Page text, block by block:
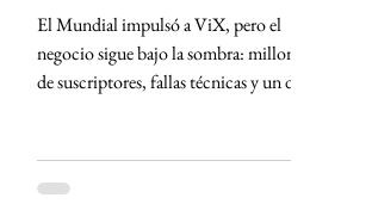
El Mundial impulsó a ViX, pero el
negocio sigue bajo la sombra: millones
de suscriptores, fallas técnicas y un dato
representó la mayor apuesta de
TelevisaUnivision desde el lanzamiento